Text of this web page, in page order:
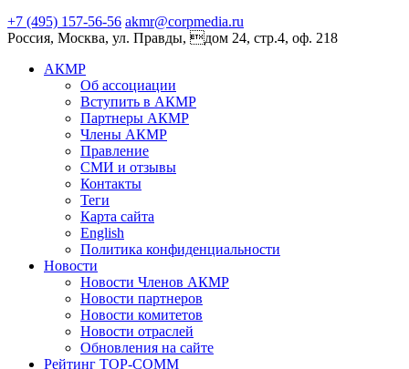
+7 (495) 157-56-56 akmr@corpmedia.ru
Россия, Москва, ул. Правды, дом 24, стр.4, оф. 218
АКМР
Об ассоциации
Вступить в АКМР
Партнеры АКМР
Члены АКМР
Правление
СМИ и отзывы
Контакты
Теги
Карта сайта
English
Политика конфиденциальности
Новости
Новости Членов АКМР
Новости партнеров
Новости комитетов
Новости отраслей
Обновления на сайте
Рейтинг TOP-COMM